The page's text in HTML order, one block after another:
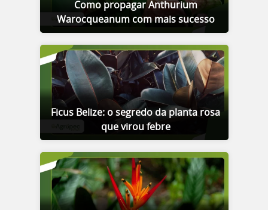
Como propagar Anthurium
Warocqueanum com mais sucesso
Ficus Belize: o segredo da planta rosa
que virou febre